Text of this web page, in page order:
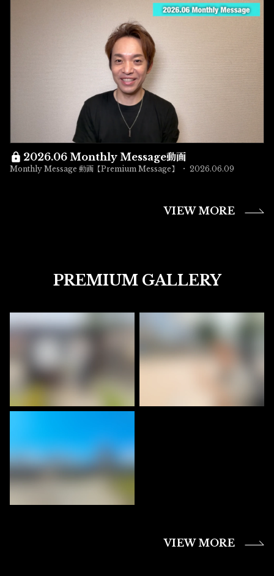
2026.06 Monthly Message動画
Monthly Message 動画【Premium Message】 2026.06.09
VIEW MORE
PREMIUM GALLERY
VIEW MORE